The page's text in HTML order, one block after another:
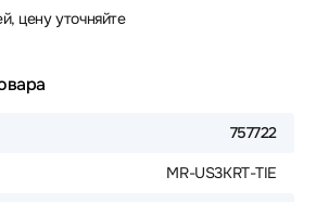
цену уточняйте
757722
MR-US3KRT-TIE